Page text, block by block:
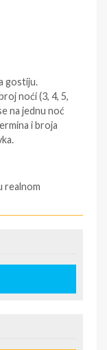
gostiju.
noći (3, 4, 5,
na jednu noć
i broja
realnom
smeštajnoj
sadržaja